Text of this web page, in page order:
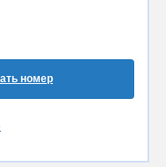
номер